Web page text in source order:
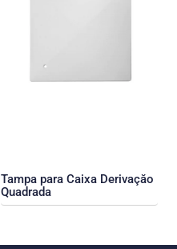
Tampa para Caixa Derivaçăo
Quadrada